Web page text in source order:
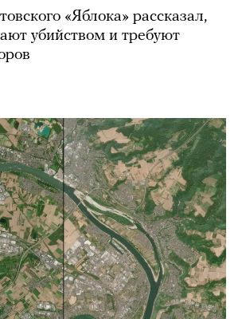
«Яблока» рассказал,
убийством и требуют